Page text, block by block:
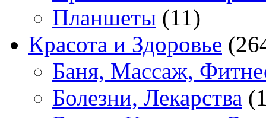
Планшеты (11)
Красота и Здоровье
Баня, Массаж,
Болезни, Лекарства